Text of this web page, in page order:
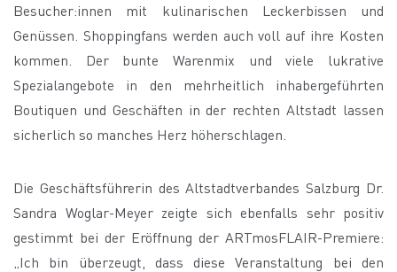
Besucher:innen mit kulinarischen Leckerbissen und
Genüssen. Shoppingfans werden auch voll auf ihre Kosten
kommen. Der bunte Warenmix und viele lukrative
Spezialangebote in den mehrheitlich inhabergeführten
Boutiquen und Geschäften in der rechten Altstadt lassen
sicherlich so manches Herz höherschlagen.
Die Geschäftsführerin des Altstadtverbandes Salzburg Dr.
Sandra Woglar-Meyer zeigte sich ebenfalls sehr positiv
gestimmt bei der Eröffnung der ARTmosFLAIR-Premiere:
„Ich bin überzeugt, dass diese Veranstaltung bei den